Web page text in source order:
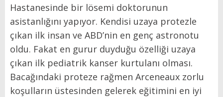
Hastanesinde bir lösemi doktorunun
asistanlığını yapıyor. Kendisi uzaya protezle
çıkan ilk insan ve ABD’nin en genç astronotu
oldu. Fakat en gurur duyduğu özelliği uzaya
çıkan ilk pediatrik kanser kurtulanı olması.
Bacağındaki proteze rağmen Arceneaux zorlu
koşulların üstesinden gelerek eğitimini en iyi